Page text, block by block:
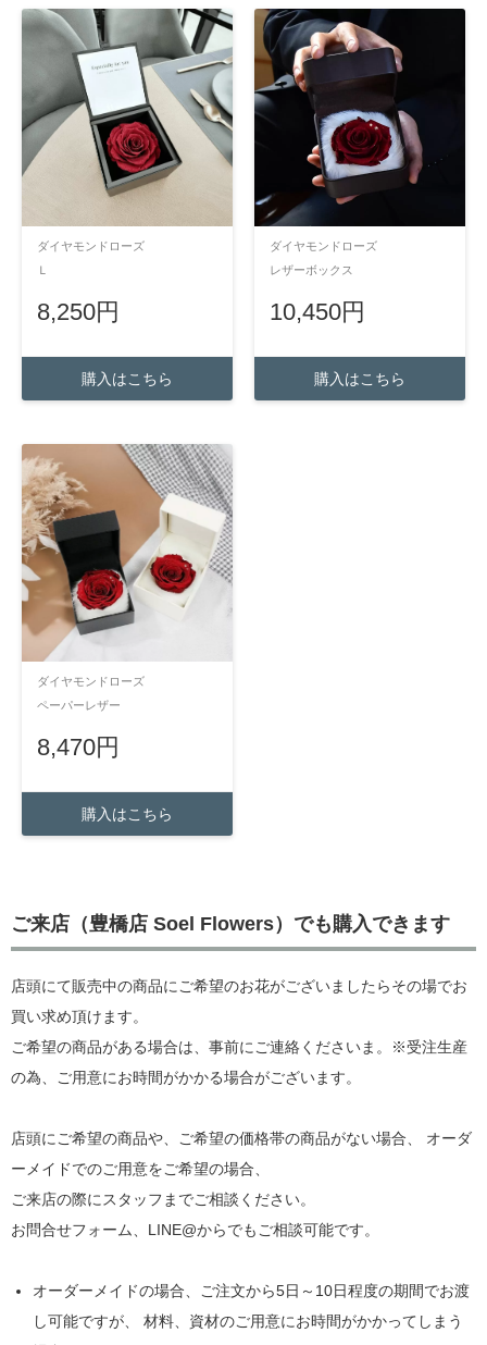
ダイヤモンドローズ
Ｌ
8,250円
購入はこちら
ダイヤモンドローズ
レザーボックス
10,450円
購入はこちら
ダイヤモンドローズ
ペーパーレザー
8,470円
購入はこちら
ご来店（豊橋店 Soel Flowers）でも購入できます
店頭にて販売中の商品にご希望のお花がございましたらその場でお
買い求め頂けます。
ご希望の商品がある場合は、事前にご連絡くださいま。※受注生産
の為、ご用意にお時間がかかる場合がございます。
店頭にご希望の商品や、ご希望の価格帯の商品がない場合、 オーダ
ーメイドでのご用意をご希望の場合、
ご来店の際にスタッフまでご相談ください。
お問合せフォーム、LINE@からでもご相談可能です。
オーダーメイドの場合、ご注文から5日～10日程度の期間でお渡
し可能ですが、 材料、資材のご用意にお時間がかかってしまう